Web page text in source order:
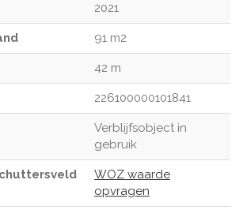
2021
91 m2
42 m
226100000101841
Verblijfsobject in
gebruik
WOZ waarde
opvragen